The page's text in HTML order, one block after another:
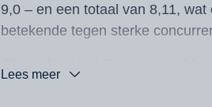
9,0 – en een totaal van 8,11,
betekende tegen sterke
Lees meer